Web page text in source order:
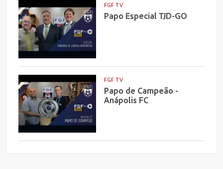
FGF TV
Papo Especial TJD-GO
FGF TV
Papo de Campeão -
Anápolis FC